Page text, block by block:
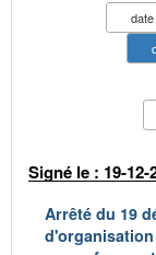
Signé le : 19-12-
Arrêté du 19